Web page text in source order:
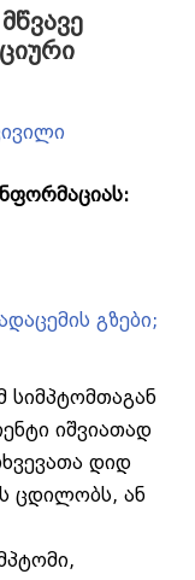
გზები;
სიმპტომთაგან
იშვიათად
დიდ
ცდილობს, ან